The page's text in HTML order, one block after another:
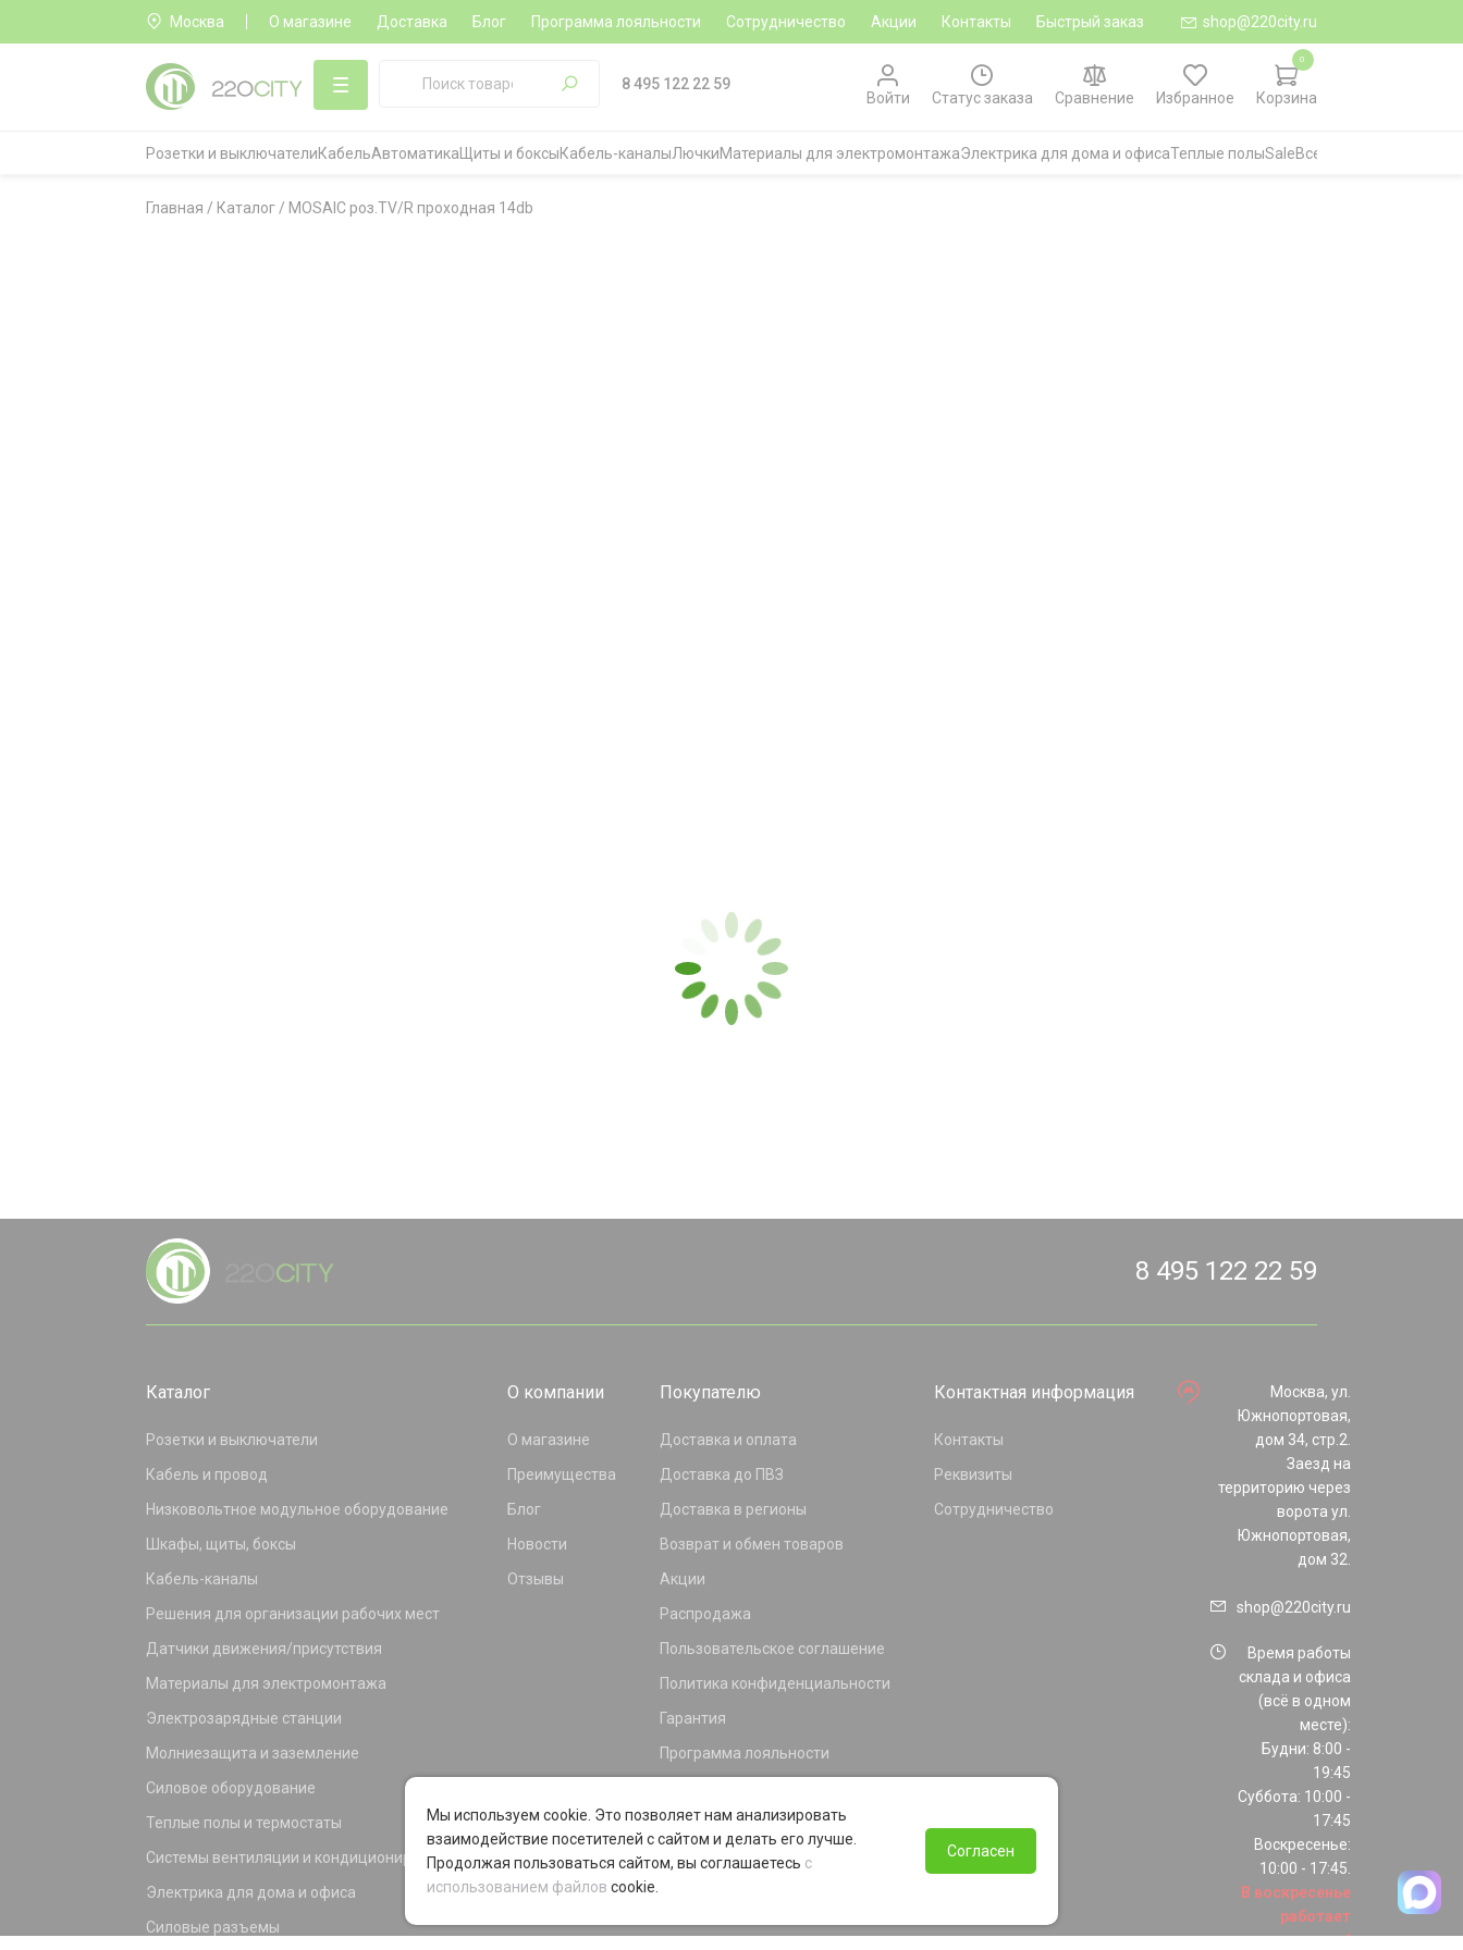
Москва О магазине Доставка Блог Программа лояльности Сотрудничество Акции Контакты Быстрый заказ shop@220city.ru
8 495 122 22 59
Войти
Статус заказа Сравнение Избранное Корзина
0
Розетки и выключателиКабельАвтоматика Щиты и боксыКабель-каналыЛючкиМатериалы для электромонтажаЭлектрика для дома и офисаТеплые полыSaleВсе категории
Главная / Каталог / MOSAIC роз.TV/R проходная 14db
8 495 122 22 59
Каталог
Розетки и выключатели
Кабель и провод
Низковольтное модульное оборудование
Шкафы, щиты, боксы
Кабель-каналы
Решения для организации рабочих мест
Датчики движения/присутствия
Материалы для электромонтажа
Электрозарядные станции
Молниезащита и заземление
Силовое оборудование
Теплые полы и термостаты
Системы вентиляции и кондиционирования
Электрика для дома и офиса
Силовые разъемы
О компании
О магазине
Преимущества
Блог
Новости
Отзывы
Покупателю
Доставка и оплата
Доставка до ПВЗ
Доставка в регионы
Возврат и обмен товаров
Акции
Распродажа
Пользовательское соглашение
Политика конфиденциальности
Гарантия
Программа лояльности
Контактная информация
Контакты
Реквизиты
Сотрудничество
Москва, ул.
Южнопортовая,
дом 34, стр.2.
Заезд на
территорию через
ворота ул.
Южнопортовая,
дом 32.
shop@220city.ru
Время работы
склада и офиса
(всё в одном
месте):
Будни: 8:00 -
19:45
Суббота: 10:00 -
17:45
Воскресенье:
10:00 - 17:45.
В воскресенье
работает
только шоурум!
Мы используем cookie. Это позволяет нам анализировать
взаимодействие посетителей с сайтом и делать его лучше.
Продолжая пользоваться сайтом, вы соглашаетесь с
использованием файлов cookie.
Согласен